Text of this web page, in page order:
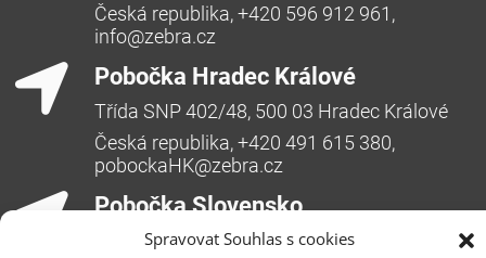
Spravovat Souhlas s cookies
Česká republika, +420 596 912 961,
info@zebra.cz
Pobočka Hradec Králové
Třída SNP 402/48, 500 03 Hradec Králové
Česká republika, +420 491 615 380,
pobockaHK@zebra.cz
Pobočka Slovensko
+421 917 554 499